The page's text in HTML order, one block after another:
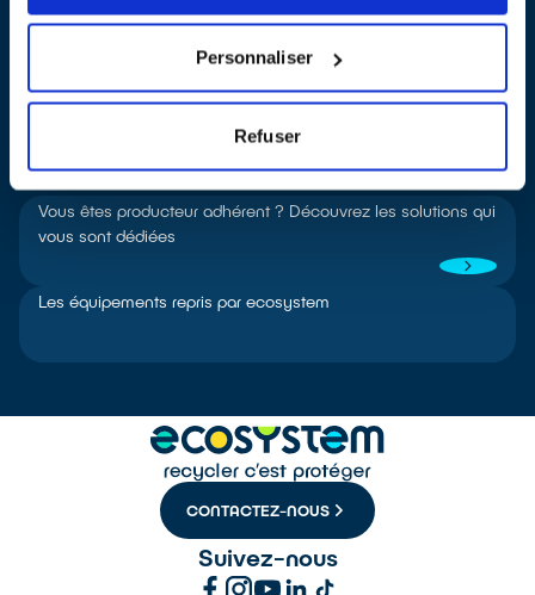
Personnaliser
Refuser
Vous êtes producteur adhérent ? Découvrez les solutions qui
vous sont dédiées
Les équipements repris par ecosystem
CONTACTEZ-NOUS
Suivez-nous